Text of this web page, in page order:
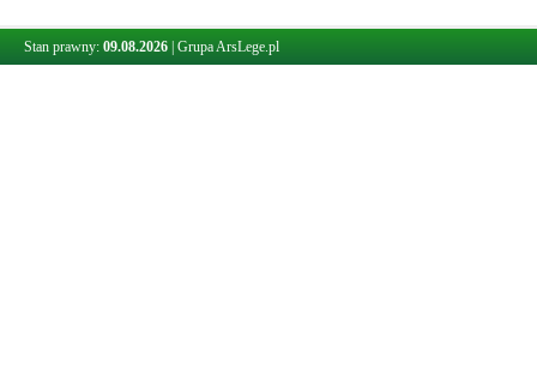
Stan prawny: 09.08.2026 Grupa ArsLege.pl